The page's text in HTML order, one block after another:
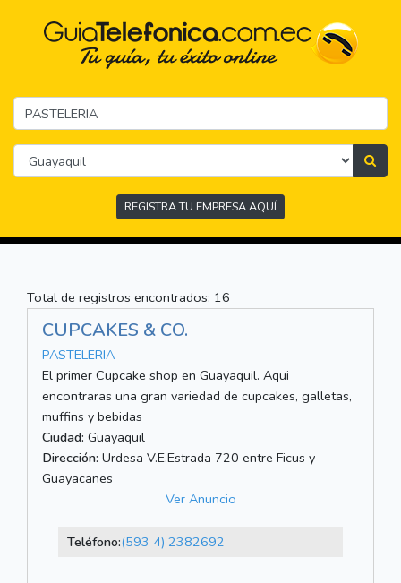
REGISTRA TU EMPRESA AQUÍ
Total de registros encontrados: 16
CUPCAKES & CO.
PASTELERIA
El primer Cupcake shop en Guayaquil. Aqui
encontraras una gran variedad de cupcakes, galletas,
muffins y bebidas
Ciudad: Guayaquil
Dirección: Urdesa V.E.Estrada 720 entre Ficus y
Guayacanes
Ver Anuncio
Teléfono:(593 4) 2382692